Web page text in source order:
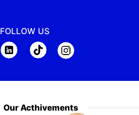
FOLLOW US
Our Acthivements